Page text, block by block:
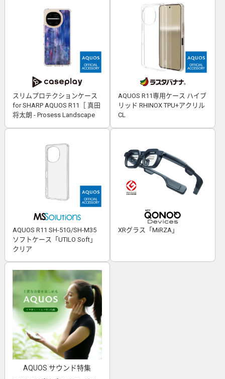
スリムプロテクションケース
for SHARP AQUOS R11［ 真田
将太朗 - Prosess Landscape
AQUOS R11専用ケース ハイブ
リッド RHINOX TPU+アクリル
CL
AQUOS R11 SH-51G/SH-M35
ソフトケース「UTILO Soft」
クリア
XRグラス「MiRZA」
AQUOS サウンド特集